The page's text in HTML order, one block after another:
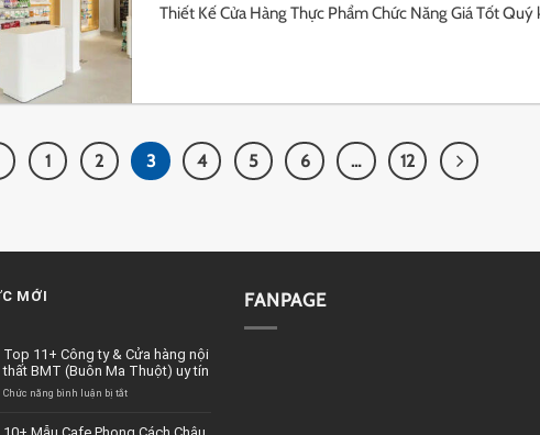
Thiết Kế Cửa Hàng Thực Phẩm Chức Năng Giá Tốt Quý
1 2 3 4 5 6 … 12
MỚI
Top 11+ Công ty & Cửa hàng nội
thất BMT (Buôn Ma Thuột) uy tín
Chức năng bình luận bị tắt
FANPAGE